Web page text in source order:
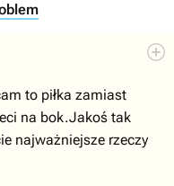
to piłka zamiast
na bok.Jakoś tak
najważniejsze rzeczy